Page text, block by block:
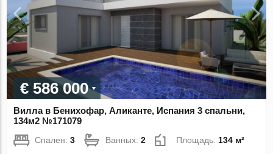
€ 586 000
Вилла в Бенихофар, Аликанте, Испания 3 спальни,
134м2 №171079
Спален:3 Ванных:2 Площадь: 134 м²